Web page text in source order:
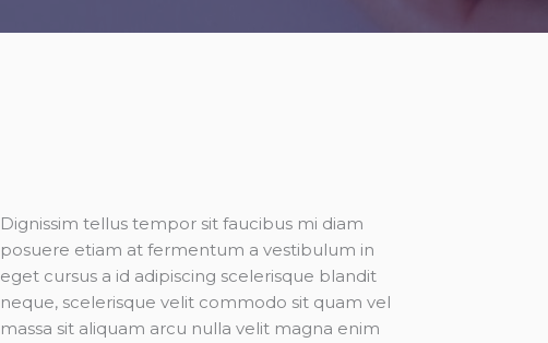
Dignissim tellus tempor sit faucibus mi diam
posuere etiam at fermentum a vestibulum in
eget cursus a id adipiscing scelerisque blandit
neque, scelerisque velit commodo sit quam vel
massa sit aliquam arcu nulla velit magna enim